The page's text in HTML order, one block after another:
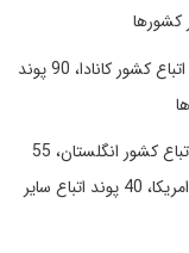
دوبار ورود: 85 پوند اتباع کشور انگلستان، 55 پوند اتباع کشور کانادا، 90 پوند
ورود بیش از دوبار در طی 6 ماه به چین: 85 پوند اتباع کشور انگلستان، 55
پوند اتباع کشور کانادا، 90 پوند اتباع ایالات متحده امریکا، 40 پوند اتباع سایر